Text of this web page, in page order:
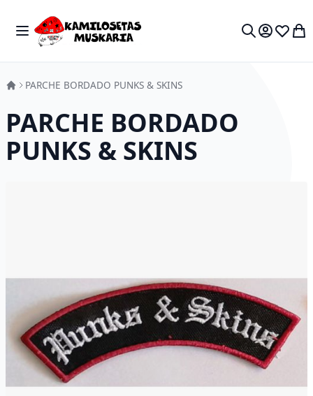
Toggle Nav
My
PARCHE BORDADO PUNKS & SKINS
PARCHE BORDADO
PUNKS & SKINS